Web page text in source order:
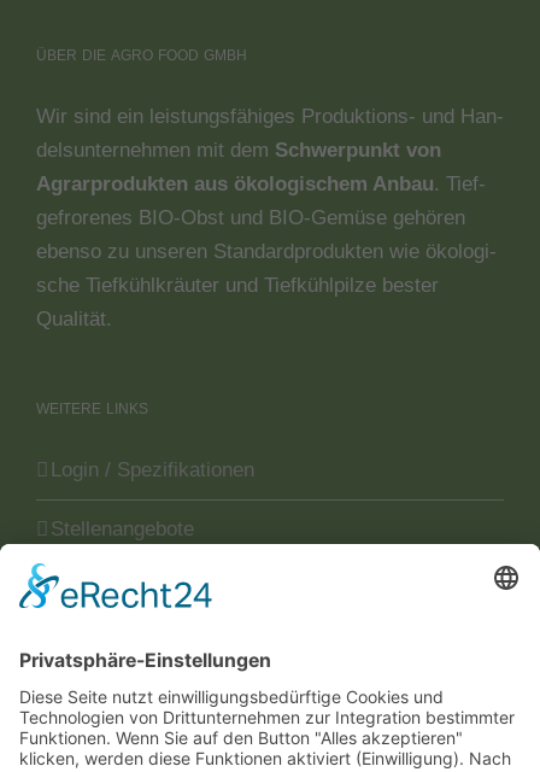
ÜBER DIE AGRO FOOD GMBH
Wir sind ein leis­tungs­fä­hi­ges Pro­duk­ti­ons- und Han­
dels­un­ter­neh­men mit dem Schwer­punkt von
Agrar­pro­duk­ten aus öko­lo­gi­schem Anbau. Tief­
ge­fro­re­nes BIO-Obst und BIO-Gemü­se gehö­ren
eben­so zu unse­ren Stan­dard­pro­duk­ten wie öko­lo­gi­
sche Tief­kühl­kräu­ter und Tief­kühl­pil­ze bes­ter
Qualität.
WEITERE LINKS
Login / Spezifikationen
Stellenangebote
Neuigkeiten
Sitemap
Disclaimer
Datenschutzerklärung